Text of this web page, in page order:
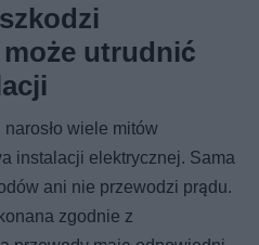
utrudnić
wiele mitów
instalacji elektrycznej. Sama
ani nie przewodzi prądu.
zgodnie z